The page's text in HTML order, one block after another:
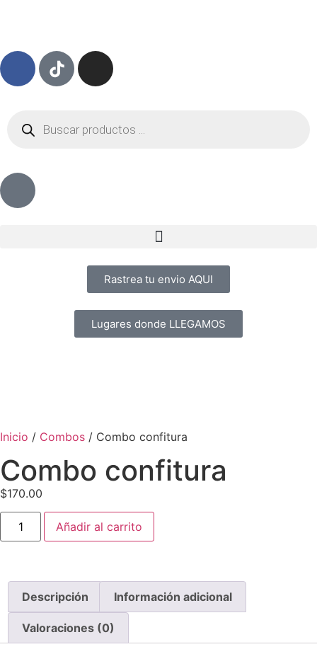
Rastrea tu envio AQUI
Lugares donde LLEGAMOS
Inicio / Combos / Combo confitura
Combo confitura
$170.00
Añadir al carrito
Descripción Información adicional
Valoraciones (0)